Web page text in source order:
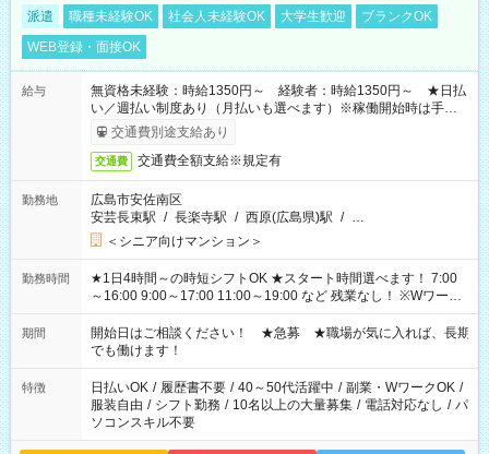
派遣 職種未経験OK 社会人未経験OK 大学生歓迎
ブランクOK
WEB登録・面接OK
給与
無資格未経験：時給1350円～ 経験者：時給1350円～ ★日払
い／週払い制度あり（月払いも選べます）※稼働開始時は手続き
完了次第のお支払いとなります。
交通費別途支給あり
交通費 交通費全額支給※規定有
勤務地
広島市安佐南区
安芸長束駅 / 長楽寺駅 / 西原(広島県)駅 / …
＜シニア向けマンション＞
勤務時間
★1日4時間～の時短シフトOK ★スタート時間選べます！ 7:00
～16:00 9:00～17:00 11:00～19:00 など 残業なし！ ※Wワーク
の場合、他のお仕事と合わせ週40時間超の就業はご案内できま
せん ※法令に基づき、週20時間以上勤務は社会保険への加入対
象となります ※労働者派遣法（日雇い派遣の原則禁止）によ
り、短時間・短期間の就業はご案内が難しい場合があります
期間
開始日はご相談ください！ ★急募 ★職場が気に入れば、長期
でも働けます！
特徴 日払いOK / 履歴書不要 / 40～50代活躍中 / 副業・WワークOK /
服装自由 / シフト勤務 / 10名以上の大量募集 / 電話対応なし / パ
ソコンスキル不要